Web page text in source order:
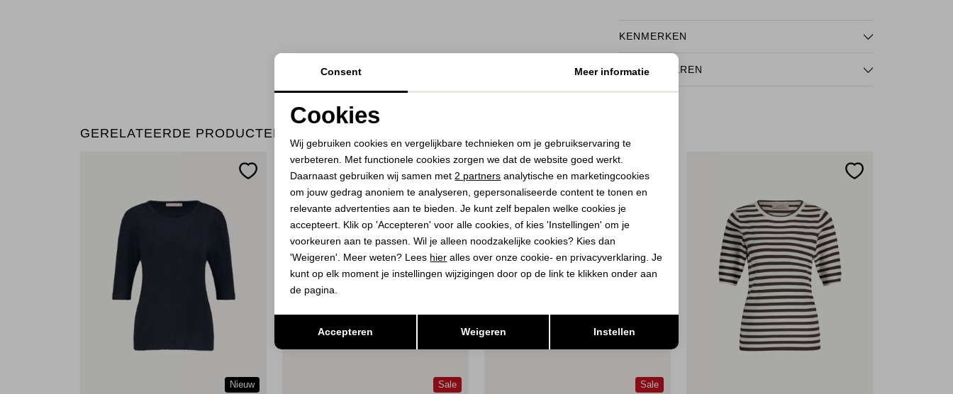
KENMERKEN
RETOURNEREN
GERELATEERDE PRODUCTEN
Nieuw Sale Sale
Analytische cookies Marketing cookies
Consent Meer informatie
Cookies
Wij gebruiken cookies en vergelijkbare technieken om je gebruikservaring te
verbeteren. Met functionele cookies zorgen we dat de website goed werkt.
Daarnaast gebruiken wij samen met 2 partners analytische en marketingcookies
om jouw gedrag anoniem te analyseren, gepersonaliseerde content te tonen en
relevante advertenties aan te bieden. Je kunt zelf bepalen welke cookies je
accepteert. Klik op 'Accepteren' voor alle cookies, of kies 'Instellingen' om je
voorkeuren aan te passen. Wil je alleen noodzakelijke cookies? Kies dan
'Weigeren'. Meer weten? Lees hier alles over onze cookie- en privacyverklaring. Je
kunt op elk moment je instellingen wijzigingen door op de link te klikken onder aan
de pagina.
Accepteren Weigeren Instellen